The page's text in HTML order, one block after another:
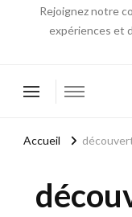
Rejoignez notre
expériences et
Accueil